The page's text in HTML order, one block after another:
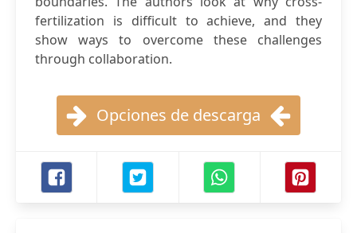
fertilization is difficult to achieve, and they
show ways to overcome these challenges
through collaboration.
Opciones de descarga